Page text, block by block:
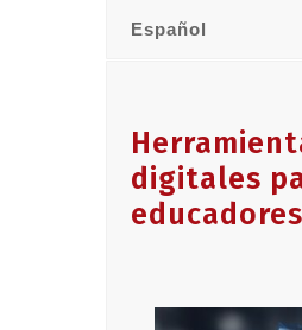
Español
digitales